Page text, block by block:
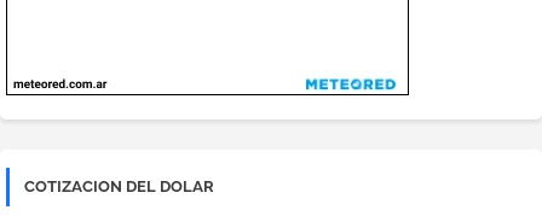
COTIZACION DEL DOLAR